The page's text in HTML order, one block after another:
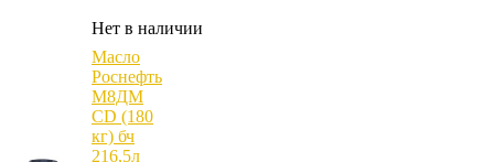
Нет в наличии
Масло
Роснефть
М8ДМ
CD (180
кг) бч
216,5л